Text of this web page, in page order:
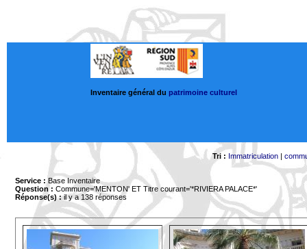
Inventaire général du patrimoine culturel
Tri : Immatriculation|
Service : Base Inventaire
Question : Commune='MENTON' ET Titre courant='*RIVIERA PALACE*'
Réponse(s) :il y a 138 réponses